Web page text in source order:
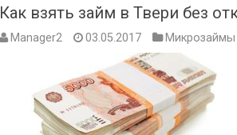
Как взять займ в Твери без
Manager2 03.05.2017 Микрозаймы